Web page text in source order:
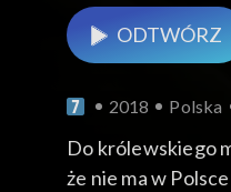
ODTWÓRZ
2018 Polska
Do królewskiego
że nie ma w